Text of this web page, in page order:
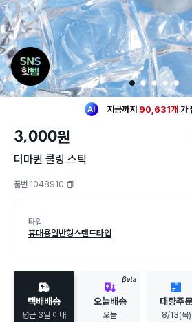
1 2 3 4 5
최근 한달1,858명이
지금까지 90,631개 가
3,000원
더마퀸 쿨링 스틱
품번 1048910
타입
휴대용일반형스탠드타입
택배배송
평균 3일 이내
BETA
오늘배송
오늘
대량주문
8/13(목)